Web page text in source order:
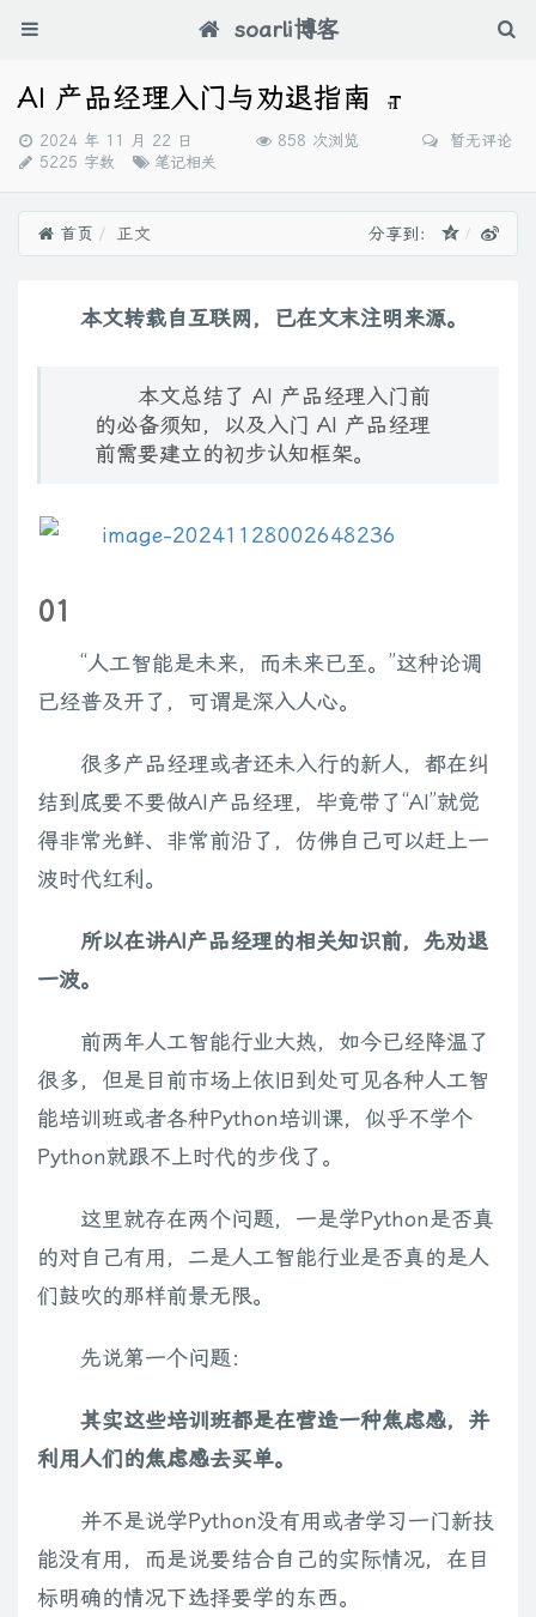
soarli博客
AI 产品经理入门与劝退指南
发
布
2024 年 11 月 22 日 858 次浏览
暂无评论
5225 字数
分
笔记相关
首页 正文 分享到：
本文转载自互联网，已在文末注明来源。
本文总结了 AI 产品经理入门前
的必备须知，以及入门 AI 产品经理
前需要建立的初步认知框架。
01
“人工智能是未来，而未来已至。”这种论调
已经普及开了，可谓是深入人心。
很多产品经理或者还未入行的新人，都在纠
结到底要不要做AI产品经理，毕竟带了“AI”就觉
得非常光鲜、非常前沿了，仿佛自己可以赶上一
波时代红利。
所以在讲AI产品经理的相关知识前，先劝退
一波。
前两年人工智能行业大热，如今已经降温了
很多，但是目前市场上依旧到处可见各种人工智
能培训班或者各种Python培训课，似乎不学个
Python就跟不上时代的步伐了。
这里就存在两个问题，一是学Python是否真
的对自己有用，二是人工智能行业是否真的是人
们鼓吹的那样前景无限。
先说第一个问题：
其实这些培训班都是在营造一种焦虑感，并
利用人们的焦虑感去买单。
并不是说学Python没有用或者学习一门新技
能没有用，而是说要结合自己的实际情况，在目
标明确的情况下选择要学的东西。